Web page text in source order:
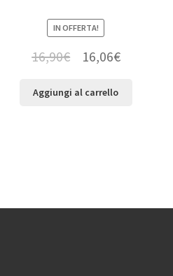
IN OFFERTA!
16,90€ 16,06€
Aggiungi al carrello